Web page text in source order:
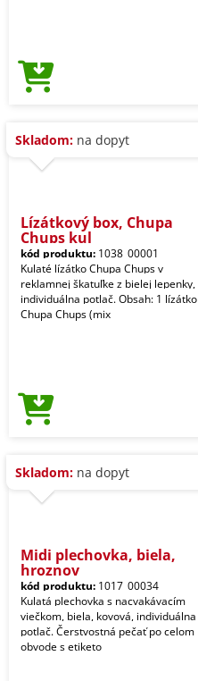
Skladom: na dopyt
Lízátkový box, Chupa
Chups kul
kód produktu: 1038_00001
Kulaté lízátko Chupa Chups v
reklamnej škatuľke z bielej lepenky,
individuálna potlač. Obsah: 1 lízátko
Chupa Chups (mix
Skladom: na dopyt
Midi plechovka, biela,
hroznov
kód produktu: 1017_00034
Kulatá plechovka s nacvakávacím
viečkom, biela, kovová, individuálna
potlač. Čerstvostná pečať po celom
obvode s etiketo